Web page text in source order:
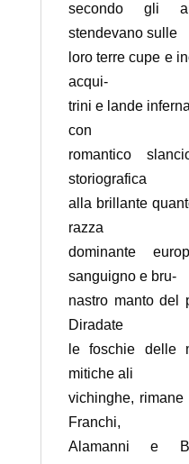
secondo gli
stendevano sulle
loro terre cupe e
acqui-
trini e lande
con
romantico
storiografica
alla brillante
razza
dominante
sanguigno e bru-
nastro manto del
Diradate
le foschie delle
mitiche ali
vichinghe,
Franchi,
Alamanni e